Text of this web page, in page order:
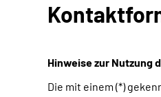
Hinweise zur Nutzung
Die mit einem (*)